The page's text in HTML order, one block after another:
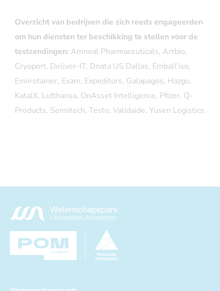
Overzicht van bedrijven die zich reeds engageerden
om hun diensten ter beschikking te stellen voor de
testzendingen: Amneal Pharmaceuticals, Artbio,
Cryoport, Deliver-IT, Dnata US Dallas, Emball'iso,
Envirotainer, Exam, Expeditors, Galapagos, Hazgo,
KatalX, Lufthansa, OnAsset Intelligence, Pfizer, Q-
Products, Sensitech, Testo, Validaide, Yusen Logistics.